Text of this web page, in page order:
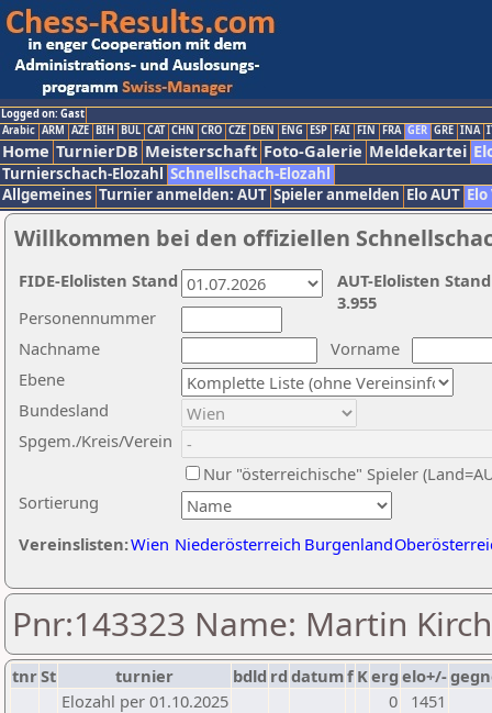
Logged on: Gast
Arabic ARM AZE BIH BUL CAT CHN CRO CZE DEN ENG ESP FAI FIN FRA GER GRE INA
Home TurnierDB Meisterschaft Foto-Galerie Meldekartei
Turnierschach-Elozahl Schnellschach-Elozahl
Allgemeines Turnier anmelden: AUT Spieler anmelden Elo AUT
Willkommen bei den offiziellen
Nachname
Vorname
Ebene
Sortierung
Personennummer
Bundesland
Spgem./Kreis/Verein
Nur "österreichische" Spieler
Vereinslisten:Wien Niederösterreich Burgenland
AUT-Elolisten
3.955
FIDE-Elolisten Stand
Pnr:143323 Name: Martin
tnrSt turnier bdld rd datumf Kerg elo+/-
Elozahl per 01.10.2025
0
1451